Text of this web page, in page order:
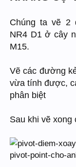
Chúng ta vẽ 2
NR4 D1 ở cây
M15.
Vẽ các đường
vừa tính được,
phân biệt
Sau khi vẽ xong